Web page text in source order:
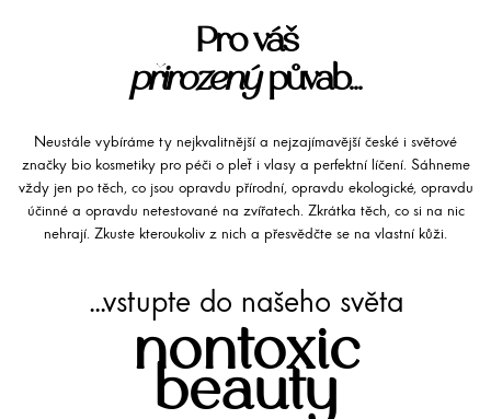
Pro váš
přirozenýpůvab...
Neustále vybíráme ty nejkvalitnější a nejzajímavější české i světové
značky bio kosmetiky pro péči o pleť i vlasy a perfektní líčení. Sáhneme
vždy jen po těch, co jsou opravdu přírodní, opravdu ekologické, opravdu
účinné a opravdu netestované na zvířatech. Zkrátka těch, co si na nic
nehrají. Zkuste kteroukoliv z nich a přesvědčte se na vlastní kůži.
...vstupte do našeho světa
nontoxic
beauty